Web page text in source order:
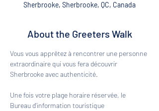
Sherbrooke, Sherbrooke, QC, Canada
About the Greeters Walk
Vous vous apprêtez à rencontrer une personne
extraordinaire qui vous fera découvrir
Sherbrooke avec authenticité.
Une fois votre plage horaire réservée, le
Bureau d'information touristique